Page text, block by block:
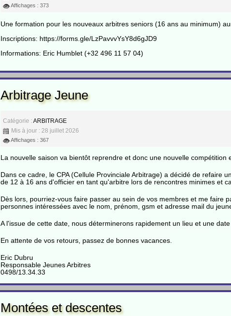
Affichages : 373
Une formation pour les nouveaux arbitres seniors (16 ans au minimum)
Inscriptions: https://forms.gle/LzPavvvYsY8d6gJD9
Informations: Eric Humblet (+32 496 11 57 04)
Arbitrage Jeune
Catégorie :ARBITRAGE
Mis à jour : 28 juillet 2026
Affichages : 367
La nouvelle saison va bientôt reprendre et donc une nouvelle compétition
Dans ce cadre, le CPA (Cellule Provinciale Arbitrage) a décidé de refaire
de 12 à 16 ans d'officier en tant qu'arbitre lors de rencontres minimes et
Dès lors, pourriez-vous faire passer au sein de vos membres et me faire
personnes intéressées avec le nom, prénom, gsm et adresse mail du
A l'issue de cette date, nous déterminerons rapidement un lieu et une
En attente de vos retours, passez de bonnes vacances.
Eric Dubru
Responsable Jeunes Arbitres
0498/13.34.33
Montées et descentes